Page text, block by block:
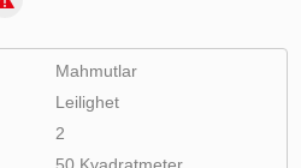
Mahmutlar
Leilighet
2
50 Kvadratmeter